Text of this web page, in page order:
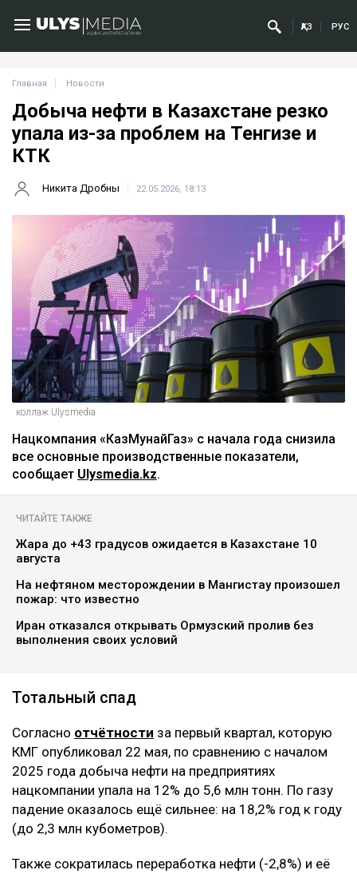
ҚАЗ РУС
Главная Новости
Добыча нефти в Казахстане резко
упала из-за проблем на Тенгизе и
КТК
Никита Дробны 22.05.2026, 18:13
коллаж Ulysmedia
Нацкомпания «КазМунайГаз» с начала года снизила
все основные производственные показатели,
сообщает Ulysmedia.kz.
ЧИТАЙТЕ ТАКЖЕ
Жара до +43 градусов ожидается в Казахстане 10
августа
На нефтяном месторождении в Мангистау произошел
пожар: что известно
Иран отказался открывать Ормузский пролив без
выполнения своих условий
Тотальный спад
Согласно отчётности за первый квартал, которую
КМГ опубликовал 22 мая, по сравнению с началом
2025 года добыча нефти на предприятиях
нацкомпании упала на 12% до 5,6 млн тонн. По газу
падение оказалось ещё сильнее: на 18,2% год к году
(до 2,3 млн кубометров).
Также сократилась переработка нефти (-2,8%) и её